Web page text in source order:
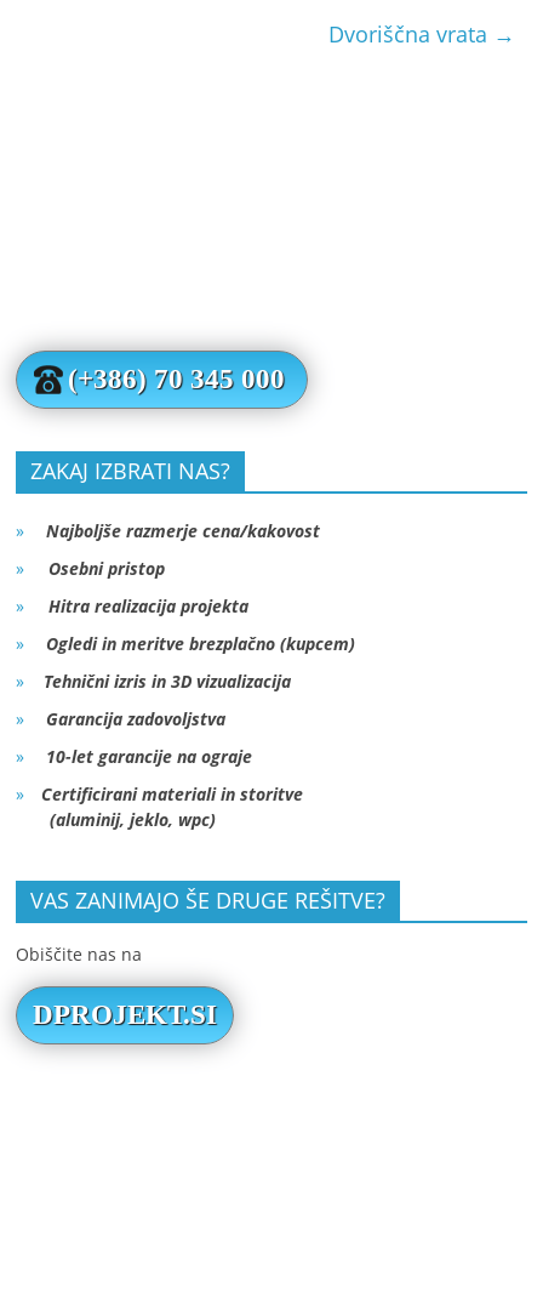
Dvoriščna vrata →
(+386) 70 345 000
ZAKAJ IZBRATI NAS?
Najboljše razmerje cena/kakovost
Osebni pristop
Hitra realizacija projekta
Ogledi in meritve brezplačno (kupcem)
Tehnični izris in 3D vizualizacija
Garancija zadovoljstva
10-let garancije na ograje
Certificirani materiali in storitve
(aluminij, jeklo, wpc)
VAS ZANIMAJO ŠE DRUGE REŠITVE?
Obiščite nas na
DPROJEKT.SI